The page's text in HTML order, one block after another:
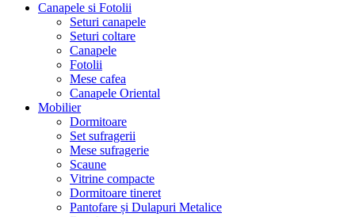
Canapele si Fotolii
Seturi canapele
Seturi coltare
Canapele
Fotolii
Mese cafea
Canapele Oriental
Mobilier
Dormitoare
Set sufragerii
Mese sufragerie
Scaune
Vitrine compacte
Dormitoare tineret
Pantofare și Dulapuri Metalice